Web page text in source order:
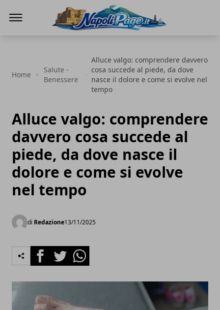
Home
Salute -
Benessere
Alluce valgo: comprendere davvero
cosa succede al piede, da dove
nasce il dolore e come si evolve nel
tempo
Alluce valgo: comprendere
davvero cosa succede al
piede, da dove nasce il
dolore e come si evolve
nel tempo
di Redazione13/11/2025
FacebookTwitterWhatsapp